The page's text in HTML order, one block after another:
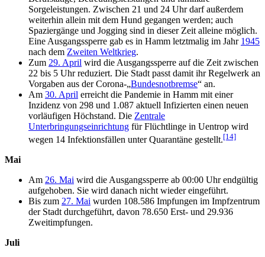
Sorgeleistungen. Zwischen 21 und 24 Uhr darf außerdem
weiterhin allein mit dem Hund gegangen werden; auch
Spaziergänge und Jogging sind in dieser Zeit alleine möglich.
Eine Ausgangssperre gab es in Hamm letztmalig im Jahr 1945
nach dem Zweiten Weltkrieg.
Zum 29. April wird die Ausgangssperre auf die Zeit zwischen
22 bis 5 Uhr reduziert. Die Stadt passt damit ihr Regelwerk an
Vorgaben aus der Corona-„Bundesnotbremse“ an.
Am 30. April erreicht die Pandemie in Hamm mit einer
Inzidenz von 298 und 1.087 aktuell Infizierten einen neuen
vorläufigen Höchstand. Die Zentrale
Unterbringungseinrichtung für Flüchtlinge in Uentrop wird
wegen 14 Infektionsfällen unter Quarantäne gestellt.[14]
Mai
Am 26. Mai wird die Ausgangssperre ab 00:00 Uhr endgültig
aufgehoben. Sie wird danach nicht wieder eingeführt.
Bis zum 27. Mai wurden 108.586 Impfungen im Impfzentrum
der Stadt durchgeführt, davon 78.650 Erst- und 29.936
Zweitimpfungen.
Juli